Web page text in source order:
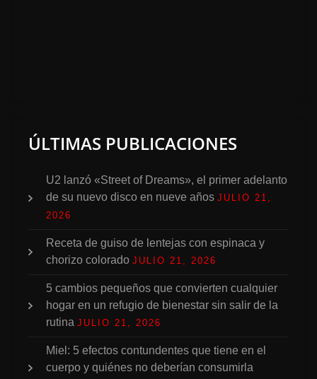
ÚLTIMAS PUBLICACIONES
U2 lanzó «Street of Dreams», el primer adelanto
de su nuevo disco en nueve años JULIO 21,
2026
Receta de guiso de lentejas con espinaca y
chorizo colorado JULIO 21, 2026
5 cambios pequeños que convierten cualquier
hogar en un refugio de bienestar sin salir de la
rutina JULIO 21, 2026
Miel: 5 efectos contundentes que tiene en el
cuerpo y quiénes no deberían consumirla